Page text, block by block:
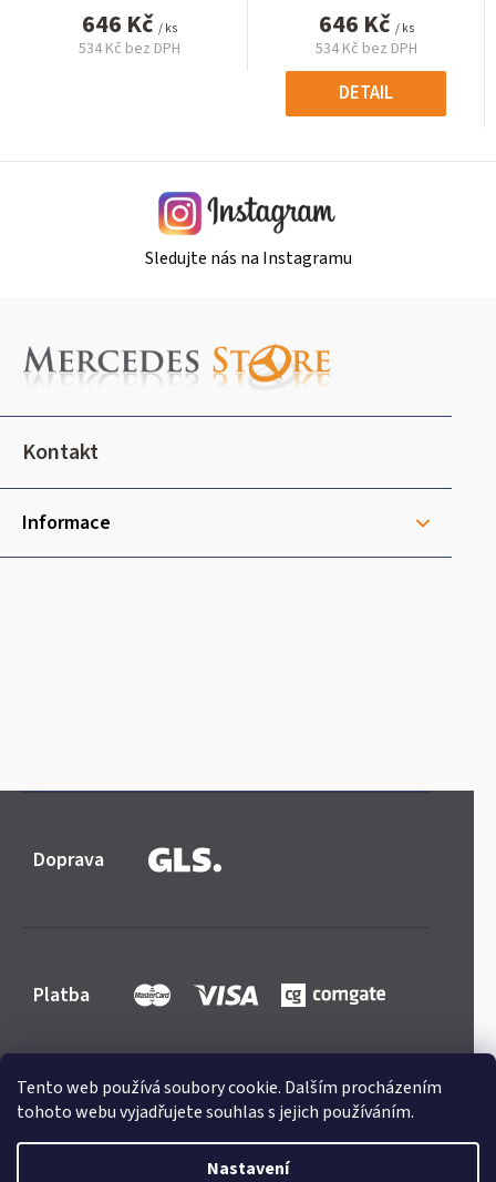
Tento web používá soubory cookie. Dalším procházením
tohoto webu vyjadřujete souhlas s jejich používáním.
Nastavení
646 Kč / ks
534 Kč bez DPH
646 Kč / ks
534 Kč bez DPH
Měrná
cena:
DETAIL
Sledujte nás na Instagramu
a
í
Kontakt
Informace
Doprava
Platba
Shoptet |mime digital
Mercedes-store.com